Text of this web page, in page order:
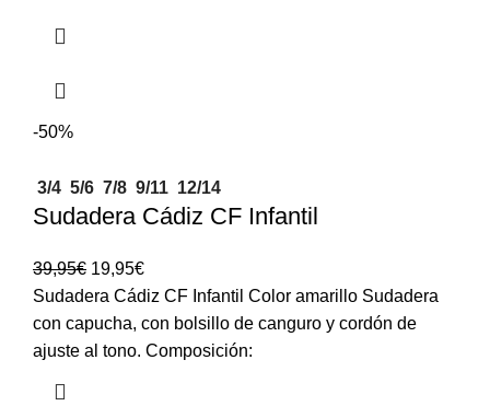
-50%
3/4 5/6 7/8 9/11 12/14
Sudadera Cádiz CF Infantil
39,95€ 19,95€
Sudadera Cádiz CF Infantil Color amarillo Sudadera
con capucha, con bolsillo de canguro y cordón de
ajuste al tono. Composición: